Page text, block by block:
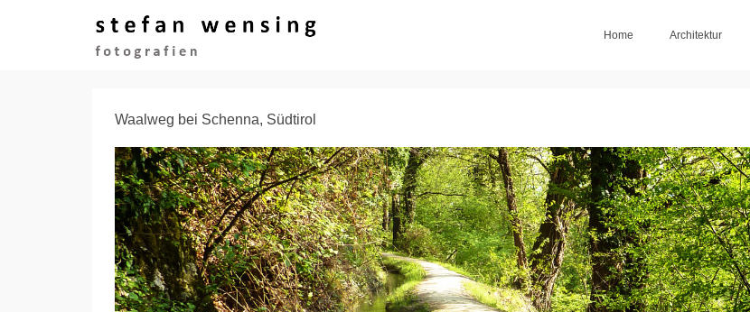
Home Architektur
Waalweg bei Schenna, Südtirol